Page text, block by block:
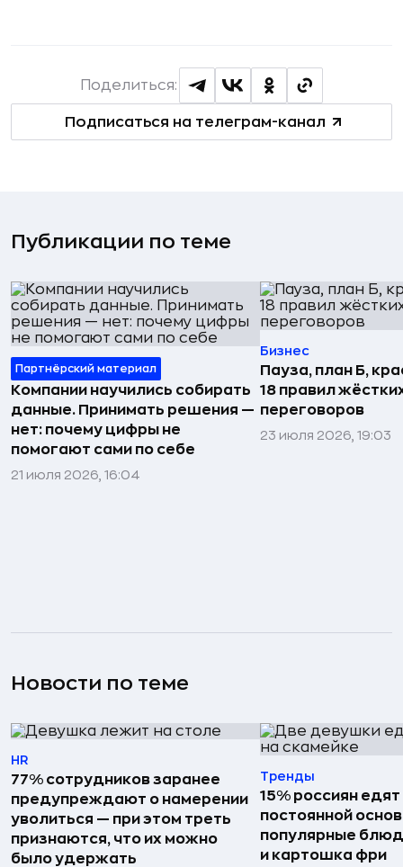
Подписаться на телеграм-канал
Поделиться:
Публикации по теме
Партнёрский материал
Компании научились собирать
данные. Принимать решения —
нет: почему цифры не
помогают сами по себе
21 июля 2026, 16:04
Бизнес
Пауза, план Б,
18 правил
переговоров
23 июля 2026, 19:03
Новости по теме
HR
77% сотрудников заранее
предупреждают о намерении
уволиться — при этом треть
признаются, что их можно
было удержать
Тренды
15% россиян
постоянной
популярные
и картошка фри